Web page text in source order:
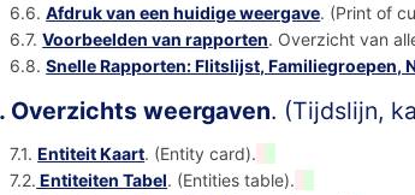
6.6.Afdruk van een huidige weergave. (Print of
6.7.Voorbeelden van rapporten. Overzicht van
6.8.Snelle Rapporten: Flitslijst, Familiegroepen,
Overzichts weergaven. (Tijdslijn,
7.1.Entiteit Kaart. (Entity card).
7.2. Entiteiten Tabel. (Entities table).